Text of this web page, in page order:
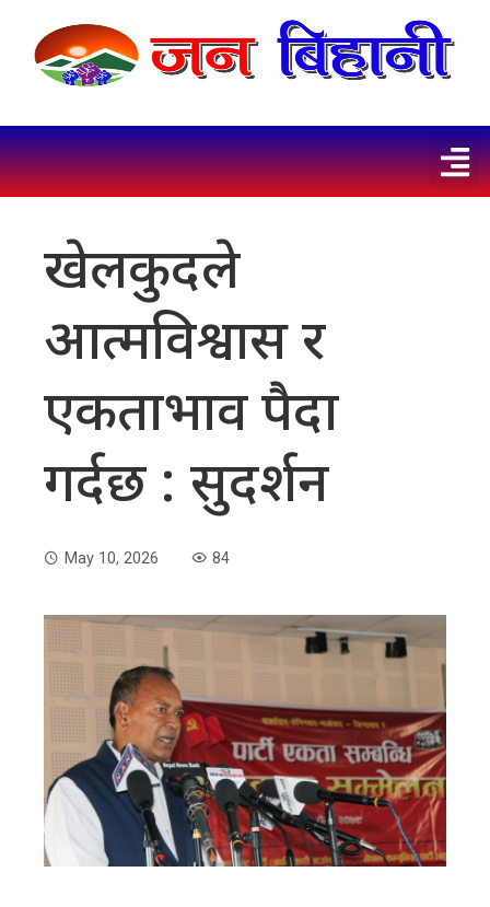
खेलकुदले
आत्मविश्वास र
एकताभाव पैदा
गर्दछ : सुदर्शन
May 10, 2026 84